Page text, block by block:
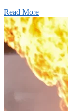
Read More